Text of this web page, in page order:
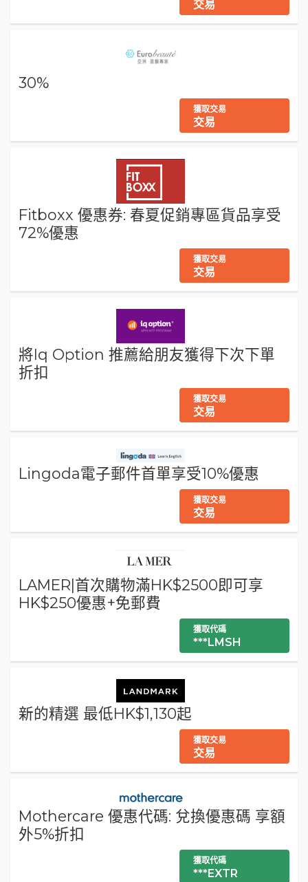
交易
30%
獲取交易
交易
Fitboxx 優惠券: 春夏促銷專區貨品享受
72%優惠
獲取交易
交易
將Iq Option 推薦給朋友獲得下次下單
折扣
獲取交易
交易
Lingoda電子郵件首單享受10%優惠
獲取交易
交易
LAMER|首次購物滿HK$2500即可享
HK$250優惠+免郵費
獲取代碼
***LMSH
新的精選 最低HK$1,130起
獲取交易
交易
Mothercare 優惠代碼: 兌換優惠碼 享額
外5%折扣
獲取代碼
***EXTR